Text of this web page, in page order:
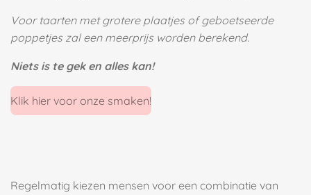
Voor taarten met grotere plaatjes of geboetseerde
poppetjes zal een meerprijs worden berekend.
Niets is te gek en alles kan!
Klik hier voor onze smaken!
Regelmatig kiezen mensen voor een combinatie van